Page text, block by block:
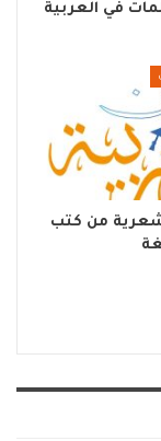
في العربية
من كتب